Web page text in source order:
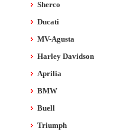
Sherco
Ducati
MV-Agusta
Harley Davidson
Aprilia
BMW
Buell
Triumph